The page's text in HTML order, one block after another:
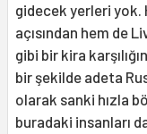
gidecek yerleri yok.
açısından hem de
gibi bir kira
bir şekilde adeta
olarak sanki hızla
buradaki insanları